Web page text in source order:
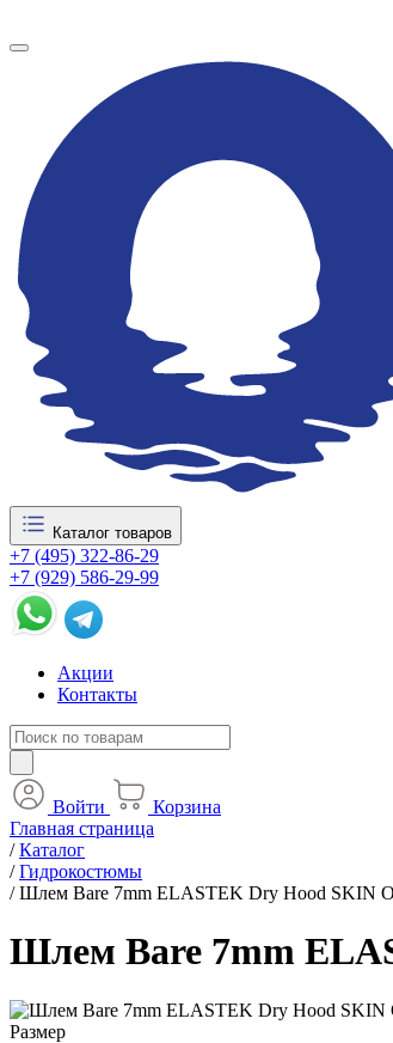
Каталог товаров
+7 (495) 322-86-29
+7 (929) 586-29-99
Акции
Контакты
Войти
Корзина
Главная страница
/Каталог
/Гидрокостюмы
/Шлем Bare 7mm ELASTEK Dry Hood SKIN
Шлем Bare 7mm
Размер